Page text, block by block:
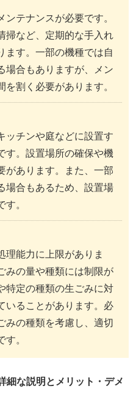
テナンスが必要です。
掃など、定期的な手入れ
ます。一部の機種では自
場合もありますが、メン
割く必要があります。
ッチンや庭などに設置す
す。設置場所の確保や機
があります。また、一部
場合もあるため、設置場
。
理能力に上限がありま
みの量や種類には制限が
特定の種類の生ごみに対
いることがあります。必
みの種類を考慮し、適切
。
細な説明とメリット・デメ